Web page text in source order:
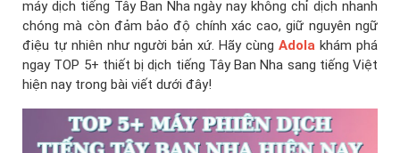
máy dịch tiếng Tây Ban Nha ngày nay không chỉ dịch nhanh
chóng mà còn đảm bảo độ chính xác cao, giữ nguyên ngữ
điệu tự nhiên như người bản xứ. Hãy cùng Adola khám phá
ngay TOP 5+ thiết bị dịch tiếng Tây Ban Nha sang tiếng Việt
hiện nay trong bài viết dưới đây!